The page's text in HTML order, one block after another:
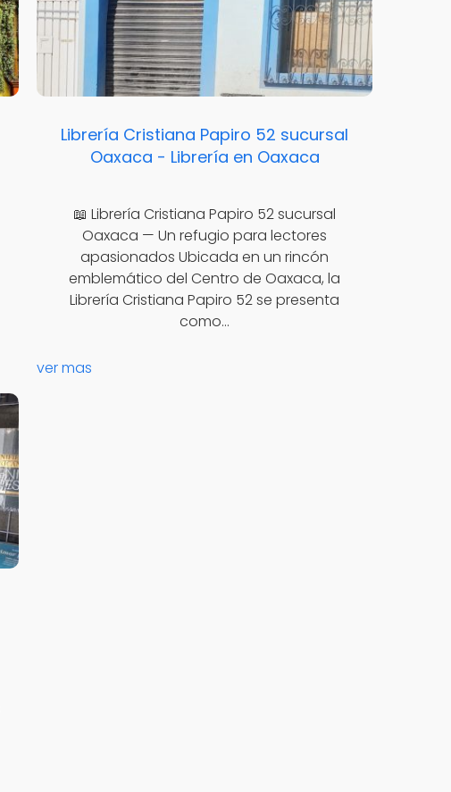
Librería Cristiana Papiro 52 sucursal
Oaxaca - Librería en Oaxaca
📖 Librería Cristiana Papiro 52 sucursal
Oaxaca — Un refugio para lectores
apasionados Ubicada en un rincón
emblemático del Centro de Oaxaca, la
Librería Cristiana Papiro 52 se presenta
como…
ver mas